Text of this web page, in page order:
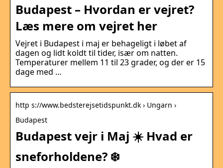
Budapest – Hvordan er vejret?
Læs mere om vejret her
Vejret i Budapest i maj er behageligt i løbet af
dagen og lidt koldt til tider, især om natten.
Temperaturer mellem 11 til 23 grader, og der er 15
dage med …
http s://www.bedsterejsetidspunkt.dk › Ungarn ›
Budapest
Budapest vejr i Maj ☀️ Hvad er
sneforholdene? ❄️